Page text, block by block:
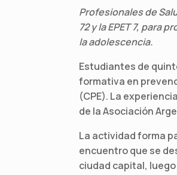
Profesionales de
72 y la EPET 7,
la adolescencia.
Estudiantes de
formativa en
(CPE). La
de la Asociación
La actividad forma
encuentro que se
ciudad capital,